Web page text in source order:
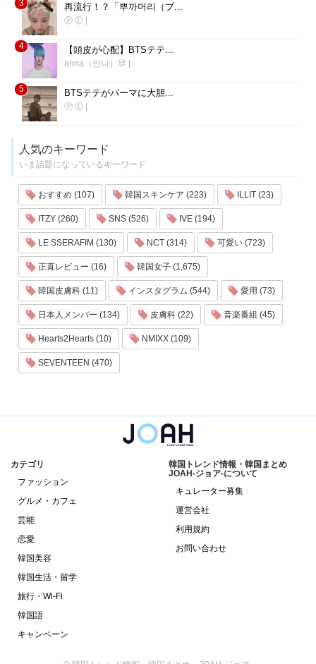
3 再流行！？「뿌까머리（プ...
Ⓟ.Ⓔ |
4 【頭皮が心配】BTSテテ...
anna（안나）🐰 |
5 BTSテテがパーマに大胆...
Ⓟ.Ⓔ |
人気のキーワード
いま話題になっているキーワード
おすすめ (107) 韓国スキンケア (223) ILLIT (23)
ITZY (260) SNS (526) IVE (194)
LE SSERAFIM (130) NCT (314) 可愛い (723)
正直レビュー (16) 韓国女子 (1,675)
韓国皮膚科 (11) インスタグラム (544) 愛用 (73)
日本人メンバー (134) 皮膚科 (22) 音楽番組 (45)
Hearts2Hearts (10) NMIXX (109)
SEVENTEEN (470)
カテゴリ
ファッション
グルメ・カフェ
芸能
恋愛
韓国美容
韓国生活・留学
旅行・Wi-Fi
韓国語
キャンペーン
韓国トレンド情報・韓国まとめ
JOAH-ジョア-について
キュレーター募集
運営会社
利用規約
お問い合わせ